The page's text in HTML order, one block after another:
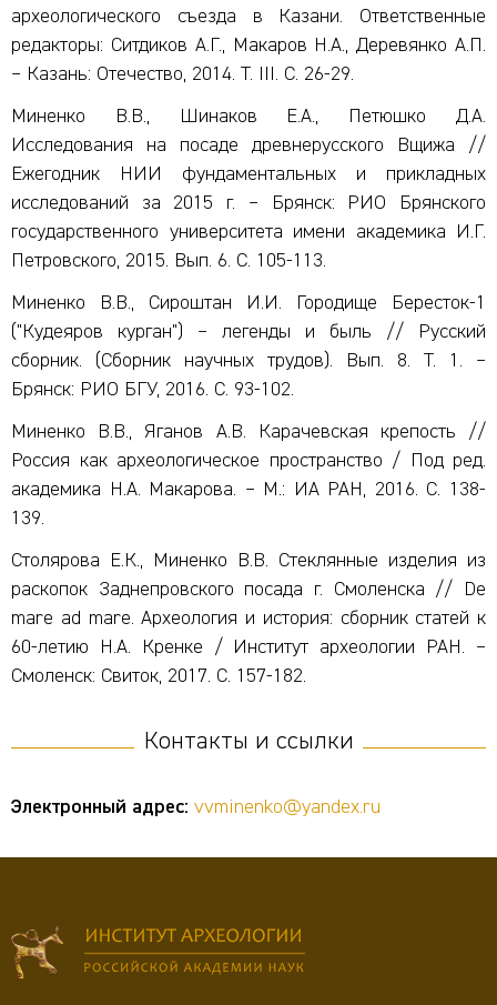
археологического съезда в Казани. Ответственные
редакторы: Ситдиков А.Г., Макаров Н.А., Деревянко А.П.
– Казань: Отечество, 2014. Т. III. С. 26-29.
Миненко В.В., Шинаков Е.А., Петюшко Д.А.
Исследования на посаде древнерусского Вщижа //
Ежегодник НИИ фундаментальных и прикладных
исследований за 2015 г. – Брянск: РИО Брянского
государственного университета имени академика И.Г.
Петровского, 2015. Вып. 6. С. 105-113.
Миненко В.В., Сироштан И.И. Городище Бересток-1
("Кудеяров курган") – легенды и быль // Русский
сборник. (Сборник научных трудов). Вып. 8. Т. 1. –
Брянск: РИО БГУ, 2016. С. 93-102.
Миненко В.В., Яганов А.В. Карачевская крепость //
Россия как археологическое пространство / Под ред.
академика Н.А. Макарова. – М.: ИА РАН, 2016. С. 138-
139.
Столярова Е.К., Миненко В.В. Стеклянные изделия из
раскопок Заднепровского посада г. Смоленска // De
mare ad mare. Археология и история: сборник статей к
60-летию Н.А. Кренке / Институт археологии РАН. –
Смоленск: Свиток, 2017. С. 157-182.
Контакты и ссылки
Электронный адрес: vvminenko@yandex.ru